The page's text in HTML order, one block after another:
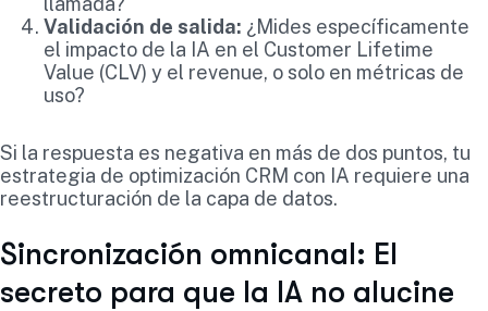
Validación de salida: ¿Mides específicamente
el impacto de la IA en el Customer Lifetime
Value (CLV) y el revenue, o solo en métricas de
uso?
Si la respuesta es negativa en más de dos puntos, tu
estrategia de optimización CRM con IA requiere una
reestructuración de la capa de datos.
Sincronización omnicanal: El
secreto para que la IA no alucine